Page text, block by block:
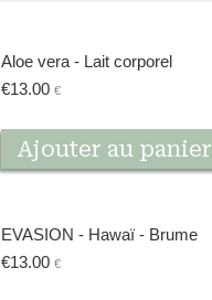
Aloe vera - Lait corporel
€13.00 €
Ajouter au panier
EVASION - Hawaï - Brume
€13.00 €